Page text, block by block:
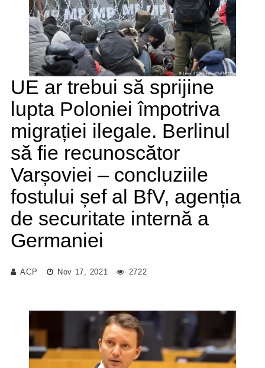
UE ar trebui să sprijine
lupta Poloniei împotriva
migrației ilegale. Berlinul
să fie recunoscător
Varșoviei – concluziile
fostului șef al BfV, agenția
de securitate internă a
Germaniei
ACP Nov 17, 2021 2722